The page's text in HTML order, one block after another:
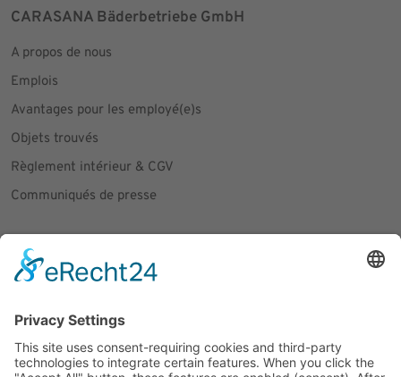
CARASANA Bäderbetriebe GmbH
A propos de nous
Emplois
Avantages pour les employé(e)s
Objets trouvés
Règlement intérieur & CGV
Communiqués de presse
Social Media
Facebook
Instagram